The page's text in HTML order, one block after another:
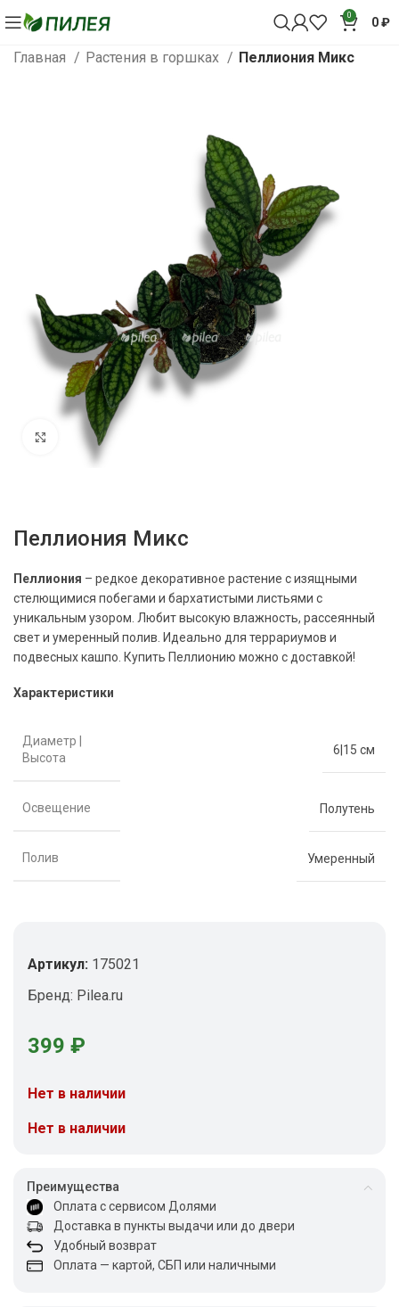
0 0₽
Главная Растения в горшках Пеллиония Микс
Нажмите, чтобы увеличить
Пеллиония Микс
Пеллиония – редкое декоративное растение с изящными
стелющимися побегами и бархатистыми листьями с
уникальным узором. Любит высокую влажность, рассеянный
свет и умеренный полив. Идеально для террариумов и
подвесных кашпо. Купить Пеллионию можно с доставкой!
Характеристики
Диаметр |
Высота
6|15 см
Освещение Полутень
Полив Умеренный
Артикул: 175021
Бренд: Pilea.ru
399 ₽
Нет в наличии
Нет в наличии
Преимущества
Оплата с сервисом Долями
Доставка в пункты выдачи или до двери
Удобный возврат
Оплата — картой, СБП или наличными